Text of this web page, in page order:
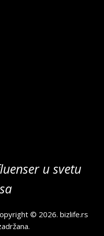
u svetu
© 2026.bizlife.rs